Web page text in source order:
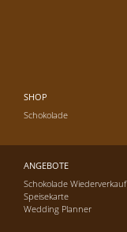
SHOP
Schokolade
ANGEBOTE
Schokolade Wiederverkauf
Speisekarte
Wedding Planner